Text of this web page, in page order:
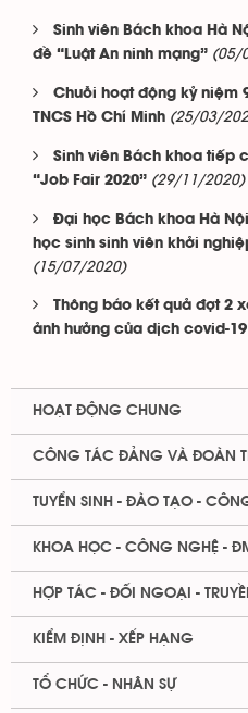
Sinh viên Bách khoa Hà
đề “Luật An ninh mạng” (05/
Chuỗi hoạt động kỷ niệm
TNCS Hồ Chí Minh (25/03/
Sinh viên Bách khoa tiếp
“Job Fair 2020” (29/11/2020)
Đại học Bách khoa Hà
học sinh sinh viên khởi
(15/07/2020)
Thông báo kết quả đợt 2
ảnh hưởng của dịch covid-19
HOẠT ĐỘNG CHUNG
CÔNG TÁC ĐẢNG VÀ ĐOÀN
TUYỂN SINH - ĐÀO TẠO -
KHOA HỌC - CÔNG NGHỆ -
HỢP TÁC - ĐỐI NGOẠI -
KIỂM ĐỊNH - XẾP HẠNG
TỔ CHỨC - NHÂN SỰ